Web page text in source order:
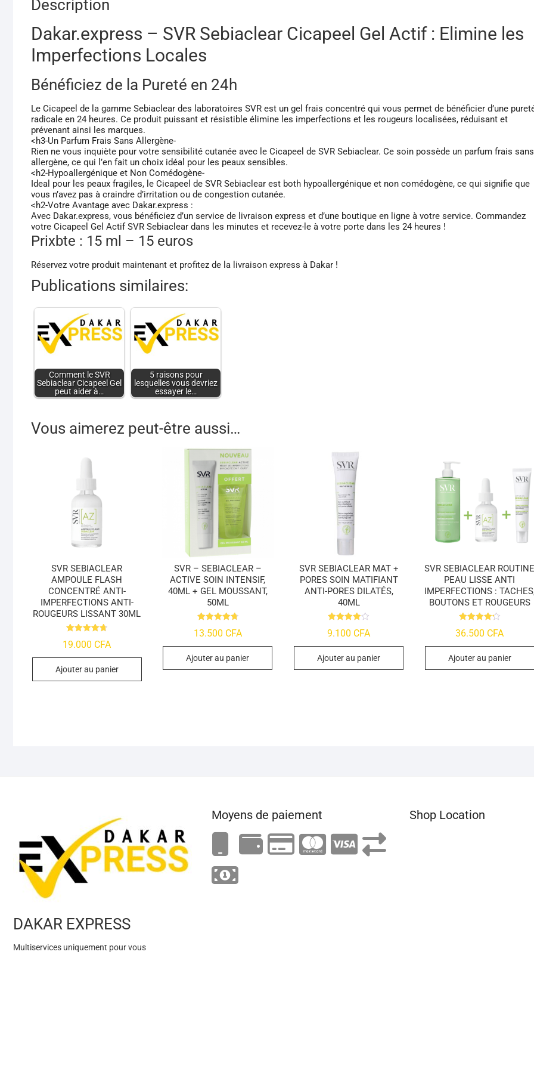
Description
Dakar.express – SVR Sebiaclear Cicapeel Gel Actif : Elimine les
Imperfections Locales
Bénéficiez de la Pureté en 24h
Le Cicapeel de la gamme Sebiaclear des laboratoires SVR est un gel frais concentré qui vous permet de bénéficier d’une
radicale en 24 heures. Ce produit puissant et résistible élimine les imperfections et les rougeurs localisées, réduisant et
prévenant ainsi les marques.
<h3-Un Parfum Frais Sans Allergène-
Rien ne vous inquiète pour votre sensibilité cutanée avec le Cicapeel de SVR Sebiaclear. Ce soin possède un parfum frais sans
allergène, ce qui l’en fait un choix idéal pour les peaux sensibles.
<h2-Hypoallergénique et Non Comédogène-
Ideal pour les peaux fragiles, le Cicapeel de SVR Sebiaclear est both hypoallergénique et non comédogène, ce qui signifie que
vous n’avez pas à craindre d’irritation ou de congestion cutanée.
<h2-Votre Avantage avec Dakar.express :
Avec Dakar.express, vous bénéficiez d’un service de livraison express et d’une boutique en ligne à votre service. Commandez
votre Cicapeel Gel Actif SVR Sebiaclear dans les minutes et recevez-le à votre porte dans les 24 heures !
Prixbte : 15 ml – 15 euros
Réservez votre produit maintenant et profitez de la livraison express à Dakar !
Publications similaires:
Comment le SVR
Sebiaclear Cicapeel Gel
peut aider à…
5 raisons pour
lesquelles vous devriez
essayer le…
Vous aimerez peut-être aussi…
SVR SEBIACLEAR
AMPOULE FLASH
CONCENTRÉ ANTI-
IMPERFECTIONS ANTI-
ROUGEURS LISSANT 30ML
4.74
19.000 CFA
Ajouter au panier
SVR – SEBIACLEAR –
ACTIVE SOIN INTENSIF,
40ML + GEL MOUSSANT,
50ML
4.78
13.500 CFA
Ajouter au panier
SVR SEBIACLEAR MAT +
PORES SOIN MATIFIANT
ANTI-PORES DILATÉS,
40ML
4.0
9.100 CFA
Ajouter au panier
SVR SEBIACLEAR
PEAU LISSE ANTI
IMPERFECTIONS :
BOUTONS ET ROUGEURS
4.25
36.500 CFA
Ajouter au panier
DAKAR EXPRESS
Multiservices uniquement pour vous
Moyens de paiement Shop Location